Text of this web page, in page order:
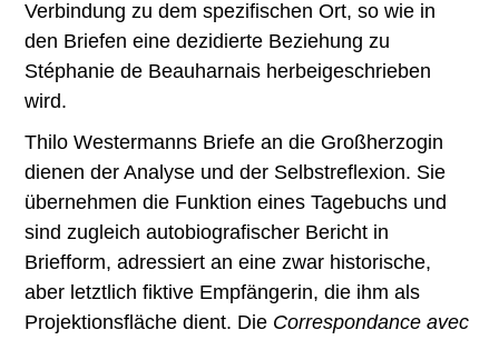
Verbindung zu dem spezifischen Ort, so wie in
den Briefen eine dezidierte Beziehung zu
Stéphanie de Beauharnais herbeigeschrieben
wird.
Thilo Westermanns Briefe an die Großherzogin
dienen der Analyse und der Selbstreflexion. Sie
übernehmen die Funktion eines Tagebuchs und
sind zugleich autobiografischer Bericht in
Briefform, adressiert an eine zwar historische,
aber letztlich fiktive Empfängerin, die ihm als
Projektionsfläche dient. Die Correspondance avec